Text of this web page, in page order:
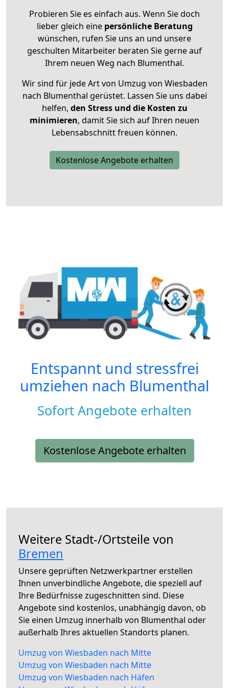
Probieren Sie es einfach aus. Wenn Sie doch
lieber gleich eine persönliche Beratung
wünschen, rufen Sie uns an und unsere
geschulten Mitarbeiter beraten Sie gerne auf
Ihrem neuen Weg nach Blumenthal.
Wir sind für jede Art von Umzug von Wiesbaden
nach Blumenthal gerüstet. Lassen Sie uns dabei
helfen, den Stress und die Kosten zu
minimieren, damit Sie sich auf Ihren neuen
Lebensabschnitt freuen können.
Kostenlose Angebote erhalten
Entspannt und stressfrei
umziehen nach Blumenthal
Sofort Angebote erhalten
Kostenlose Angebote erhalten
Weitere Stadt-/Ortsteile von
Bremen
Unsere geprüften Netzwerkpartner erstellen
Ihnen unverbindliche Angebote, die speziell auf
Ihre Bedürfnisse zugeschnitten sind. Diese
Angebote sind kostenlos, unabhängig davon, ob
Sie einen Umzug innerhalb von Blumenthal oder
außerhalb Ihres aktuellen Standorts planen.
Umzug von Wiesbaden nach Mitte
Umzug von Wiesbaden nach Mitte
Umzug von Wiesbaden nach Häfen